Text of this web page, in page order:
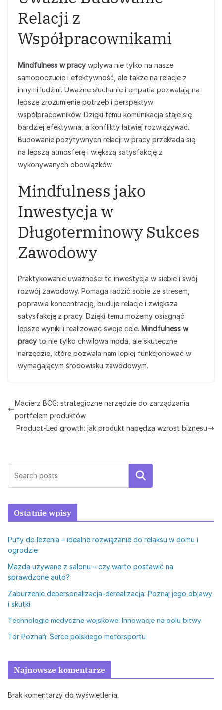
Relacji z
Współpracownikami
Mindfulness w pracy wpływa nie tylko na nasze
samopoczucie i efektywność, ale także na relacje z
innymi ludźmi. Uważne słuchanie i empatia pozwalają na
lepsze zrozumienie potrzeb i perspektyw
współpracowników. Dzięki temu komunikacja staje się
bardziej efektywna, a konflikty łatwiej rozwiązywać.
Budowanie pozytywnych relacji w pracy przekłada się
na lepszą atmosferę i większą satysfakcję z
wykonywanych obowiązków.
Mindfulness jako
Inwestycja w
Długoterminowy Sukces
Zawodowy
Praktykowanie uważności to inwestycja w siebie i swój
rozwój zawodowy. Pomaga radzić sobie ze stresem,
poprawia koncentrację, buduje relacje i zwiększa
satysfakcję z pracy. Dzięki temu możemy osiągnąć
lepsze wyniki i realizować swoje cele. Mindfulness w
pracy to nie tylko chwilowa moda, ale skuteczne
narzędzie, które pozwala nam lepiej funkcjonować w
wymagającym środowisku zawodowym.
Macierz BCG: strategiczne narzędzie do zarządzania
portfelem produktów
Product-Led growth: jak produkt napędza wzrost biznesu
Szukaj
Ostatnie wpisy
Pufy do leżenia – idealne rozwiązanie do relaksu w domu i
ogrodzie
Mazda używane z salonu – czy warto postawić na
sprawdzone auto?
Zaburzenie depersonalizacja-derealizacja: Poznaj jego objawy
i skutki
Technologie medyczne wojskowe: Innowacje na polu bitwy
Tor Poznań: Serce polskiego motorsportu
Najnowsze komentarze
Brak komentarzy do wyświetlenia.